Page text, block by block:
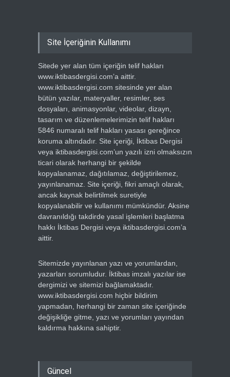
Site İçeriğinin Kullanımı
Sitede yer alan tüm içeriğin telif hakları
www.iktibasdergisi.com’a aittir.
www.iktibasdergisi.com sitesinde yer alan
bütün yazılar, materyaller, resimler, ses
dosyaları, animasyonlar, videolar, dizayn,
tasarım ve düzenlemelerimizin telif hakları
5846 numaralı telif hakları yasası gereğince
koruma altındadır. Site içeriği, İktibas Dergisi
veya iktibasdergisi.com’un yazılı izni olmaksızın
ticari olarak herhangi bir şekilde
kopyalanamaz, dağıtılamaz, değiştirilemez,
yayınlanamaz. Site içeriği, fikri amaçlı olarak,
ancak kaynak belirtilmek suretiyle
kopyalanabilir ve kullanımı mümkündür. Aksine
davranıldığı takdirde yasal işlemleri başlatma
hakkı İktibas Dergisi veya iktibasdergisi.com’a
aittir.
Sitemizde yayınlanan yazı ve yorumlardan,
yazarları sorumludur. İktibas imzalı yazılar ise
dergimizi ve sitemizi bağlamaktadır.
www.iktibasdergisi.com hiçbir bildirim
yapmadan, herhangi bir zaman site içeriğinde
değişikliğe gitme, yazı ve yorumları yayından
kaldırma hakkına sahiptir.
Güncel